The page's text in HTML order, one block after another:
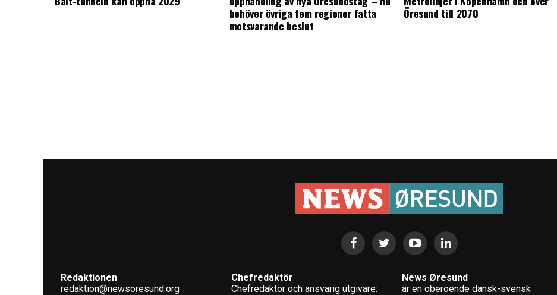
behöver övriga fem regioner fatta
motsvarande beslut
Öresund till 2070
Redaktionen
redaktion@newsoresund.org
Chefredaktör
Chefredaktör och ansvarig utgivare:
News Øresund
är en oberoende dansk-svensk